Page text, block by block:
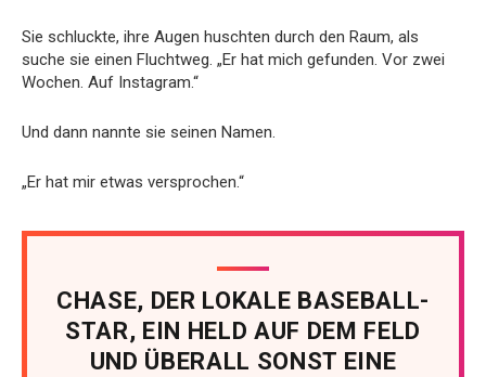
Sie schluckte, ihre Augen huschten durch den Raum, als
suche sie einen Fluchtweg. „Er hat mich gefunden. Vor zwei
Wochen. Auf Instagram.“
Und dann nannte sie seinen Namen.
„Er hat mir etwas versprochen.“
CHASE, DER LOKALE BASEBALL-
STAR, EIN HELD AUF DEM FELD
UND ÜBERALL SONST EINE